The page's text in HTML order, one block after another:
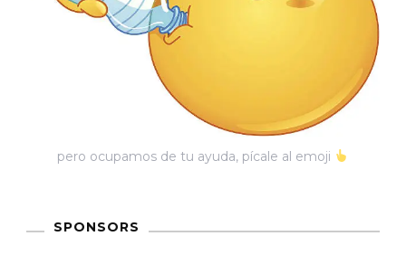
pero ocupamos de tu ayuda, pícale al emoji
SPONSORS